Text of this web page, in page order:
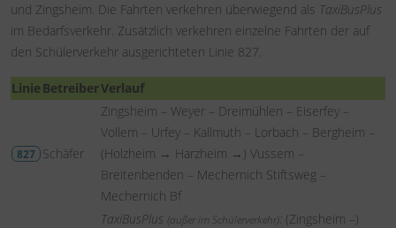
und Zingsheim. Die Fahrten verkehren überwiegend als TaxiBusPlus
im Bedarfsverkehr. Zusätzlich verkehren einzelne Fahrten der auf
den Schülerverkehr ausgerichteten Linie 827.
LinieBetreiberVerlauf
827 Schäfer
Zingsheim – Weyer – Dreimühlen – Eiserfey –
Vollem – Urfey – Kallmuth – Lorbach – Bergheim –
(Holzheim → Harzheim →) Vussem –
Breitenbenden – Mechernich Stiftsweg –
Mechernich Bf
TaxiBusPlus (außer im Schülerverkehr): (Zingsheim –)